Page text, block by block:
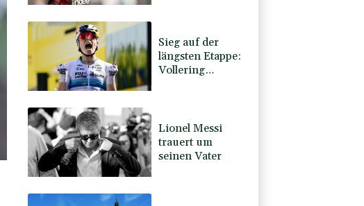
Sieg auf der
längsten Etappe:
Vollering
Lionel Messi
trauert um
seinen Vater